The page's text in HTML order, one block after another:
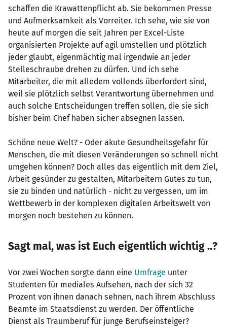
schaffen die Krawattenpflicht ab. Sie bekommen Presse
und Aufmerksamkeit als Vorreiter. Ich sehe, wie sie von
heute auf morgen die seit Jahren per Excel-Liste
organisierten Projekte auf agil umstellen und plötzlich
jeder glaubt, eigenmächtig mal irgendwie an jeder
Stelleschraube drehen zu dürfen. Und ich sehe
Mitarbeiter, die mit alledem vollends überfordert sind,
weil sie plötzlich selbst Verantwortung übernehmen und
auch solche Entscheidungen treffen sollen, die sie sich
bisher beim Chef haben sicher absegnen lassen.
Schöne neue Welt? - Oder akute Gesundheitsgefahr für
Menschen, die mit diesen Veränderungen so schnell nicht
umgehen können? Doch alles das eigentlich mit dem Ziel,
Arbeit gesünder zu gestalten, Mitarbeitern Gutes zu tun,
sie zu binden und natürlich - nicht zu vergessen, um im
Wettbewerb in der komplexen digitalen Arbeitswelt von
morgen noch bestehen zu können.
Sagt mal, was ist Euch eigentlich wichtig ..?
Vor zwei Wochen sorgte dann eine Umfrage unter
Studenten für mediales Aufsehen, nach der sich 32
Prozent von ihnen danach sehnen, nach ihrem Abschluss
Beamte im Staatsdienst zu werden. Der öffentliche
Dienst als Traumberuf für junge Berufseinsteiger?